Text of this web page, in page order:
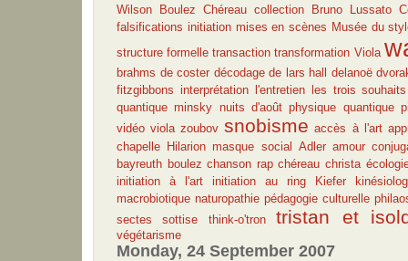
Wilson
Boulez Chéreau collection Bruno Lussato
falsifications initiation mises en scènes Musée du
structure formelle transaction transformation Viola
brahms de coster décodage de lars hall delanoë
fitzgibbons interprétation l'entretien
les trois souhaits
quantique minsky nuits d'août physique quantique
vidéo viola zoubov snobisme accès à l'art
chapelle Hilarion masque social Adler amour
bayreuth boulez chanson rap chéreau christa
initiation à l'art
initiation au ring Kiefer
macrobiotique naturopathie pédagogie culturelle
sectes
sottise think-o'tron tristan et
végétarisme
Monday, 24 September 2007